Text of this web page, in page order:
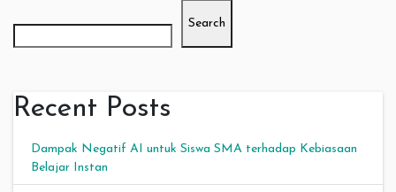
Search
Recent Posts
Dampak Negatif AI untuk Siswa SMA terhadap Kebiasaan
Belajar Instan